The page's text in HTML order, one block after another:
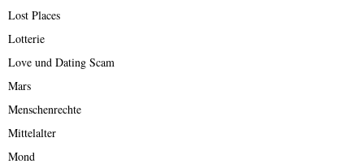
Lost Places
Lotterie
Love und Dating Scam
Mars
Menschenrechte
Mittelalter
Mond